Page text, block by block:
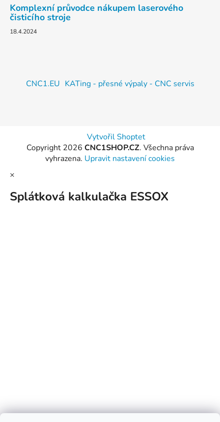
Komplexní průvodce nákupem laserového
čisticího stroje
18.4.2024
CNC1.EU KATing - přesné výpaly - CNC servis
Vytvořil Shoptet
Copyright 2026 CNC1SHOP.CZ. Všechna práva
vyhrazena. Upravit nastavení cookies
×
Splátková kalkulačka ESSOX